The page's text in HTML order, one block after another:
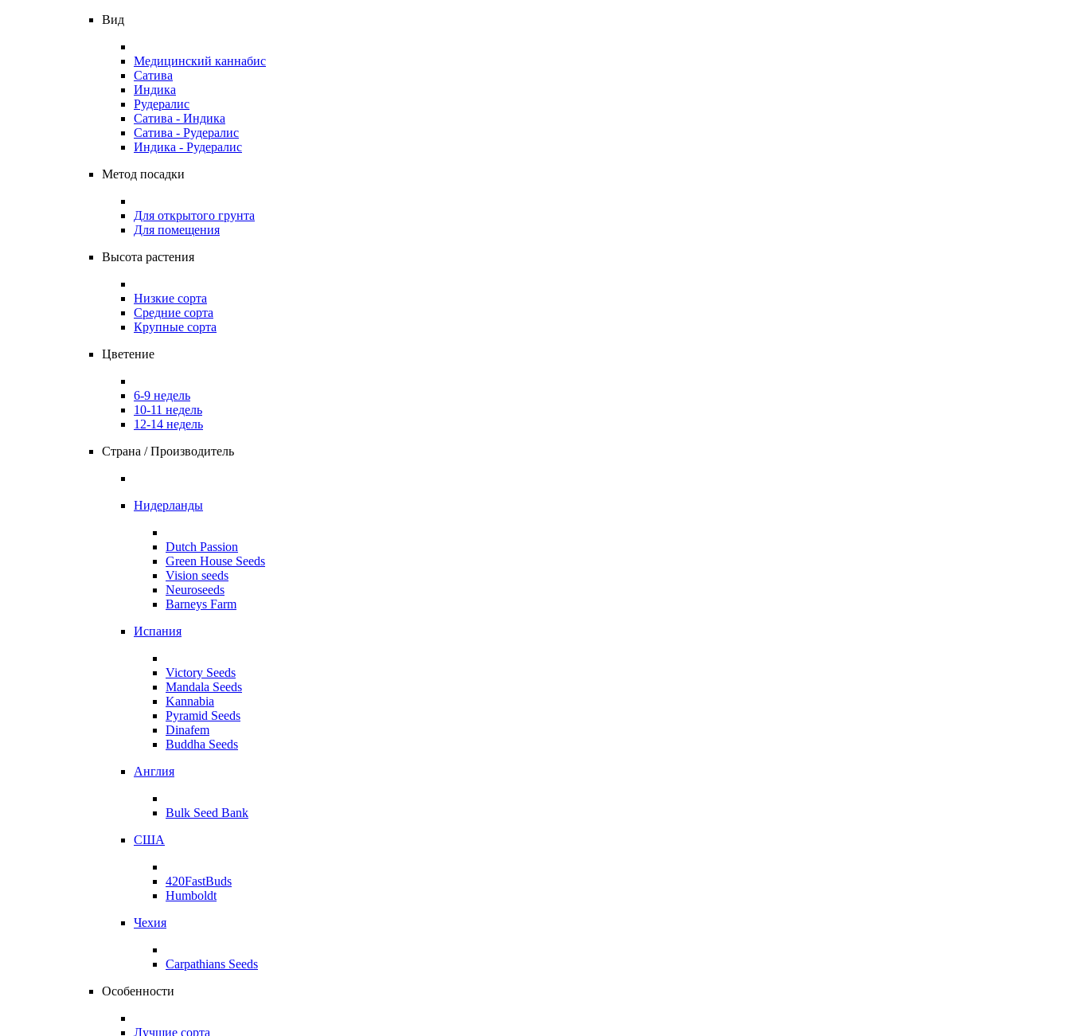
Вид
Медицинский каннабис
Сатива
Индика
Рудералис
Сатива - Индика
Сатива - Рудералис
Индика - Рудералис
Метод посадки
Для открытого грунта
Для помещения
Высота растения
Низкие сорта
Средние сорта
Крупные сорта
Цветение
6-9 недель
10-11 недель
12-14 недель
Страна / Производитель
Нидерланды
Dutch Passion
Green House Seeds
Vision seeds
Neuroseeds
Barneys Farm
Испания
Victory Seeds
Mandala Seeds
Kannabia
Pyramid Seeds
Dinafem
Buddha Seeds
Англия
Bulk Seed Bank
США
420FastBuds
Humboldt
Чехия
Carpathians Seeds
Особенности
Лучшие сорта